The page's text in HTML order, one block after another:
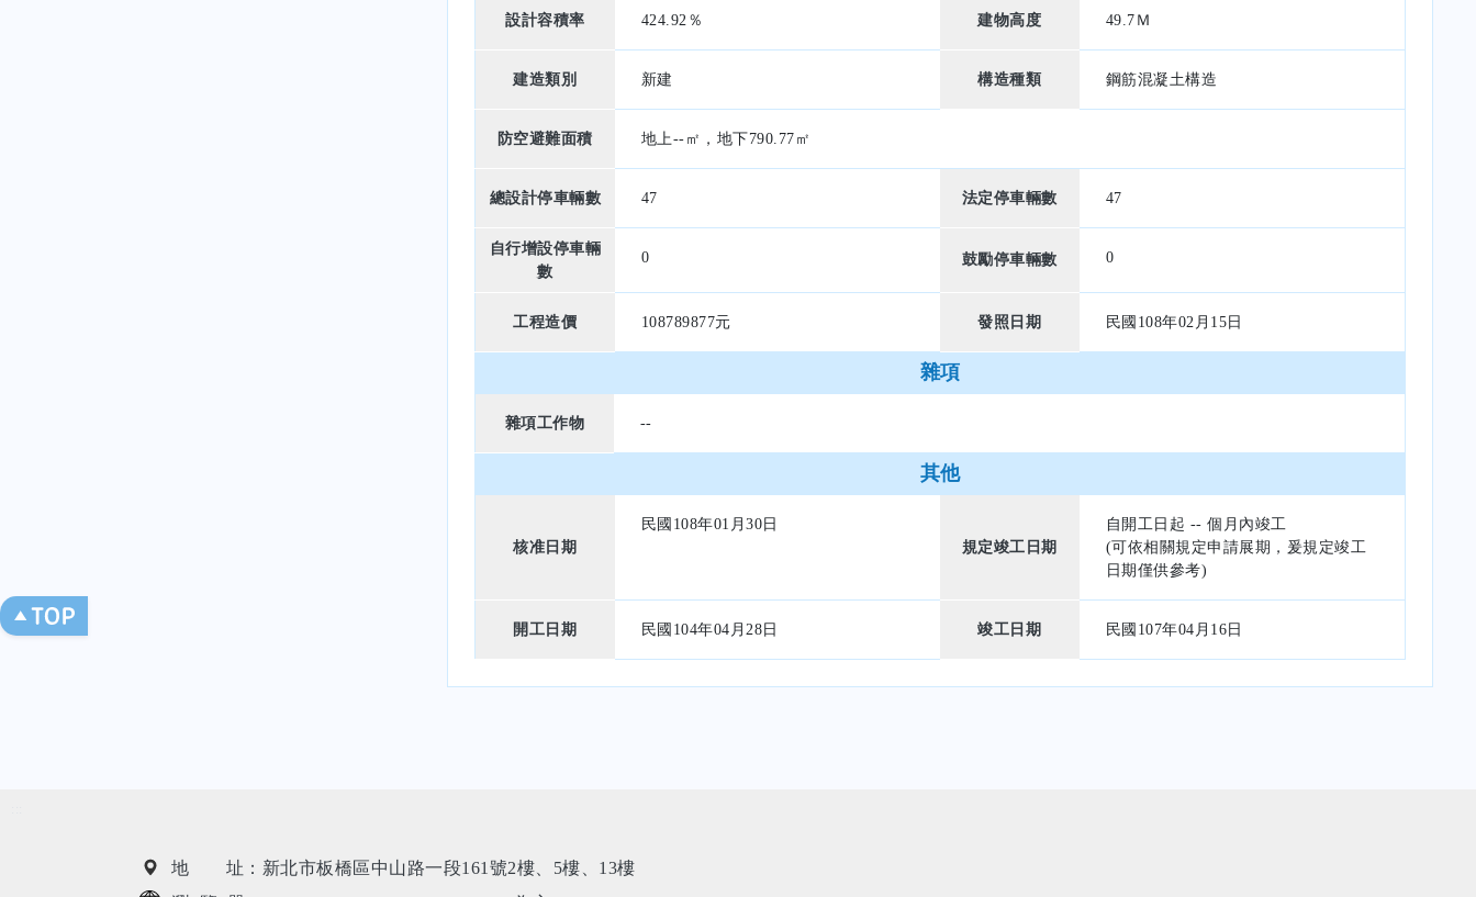
設計容積率 424.92％ 建物高度 49.7Ｍ
建造類別 新建 構造種類 鋼筋混凝土構造
防空避難面積 地上--㎡，地下790.77㎡
總設計停車輛數 47 法定停車輛數 47
自行增設停車輛
數
0 鼓勵停車輛數 0
工程造價 108789877元 發照日期 民國108年02月15日
雜項
雜項工作物 --
其他
核准日期
民國108年01月30日
規定竣工日期
自開工日起 -- 個月內竣工
(可依相關規定申請展期，爰規定竣工
日期僅供參考)
開工日期 民國104年04月28日 竣工日期 民國107年04月16日
地 址：新北市板橋區中山路一段161號2樓、5樓、13樓